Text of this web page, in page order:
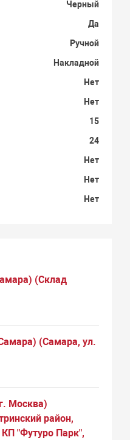
Черный
Да
Ручной
Накладной
Нет
Нет
15
24
Нет
Нет
Нет
(Склад
(Самара, ул.
Москва)
район,
"Футуро Парк",